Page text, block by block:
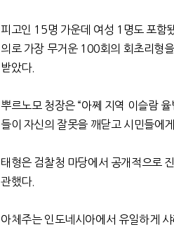
피고인 15명 가운데 여성 1 명도 포함
의로 가장 무거운100회의 회초리형
받았다.
뿌르노모 청장은“아쩨 지역 이슬람 율
들이 자신의 잘못을 깨닫고 시민들에
태형은 검찰청 마당에서 공개적으로
관했다.
아체주는 인도네시아에서 유일하게 샤